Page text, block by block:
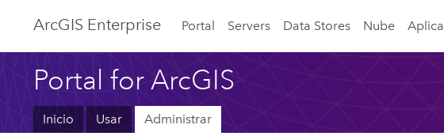
ArcGIS Enterprise Portal Servers Data Stores Nube
Portal for ArcGIS
Inicio Usar Administrar